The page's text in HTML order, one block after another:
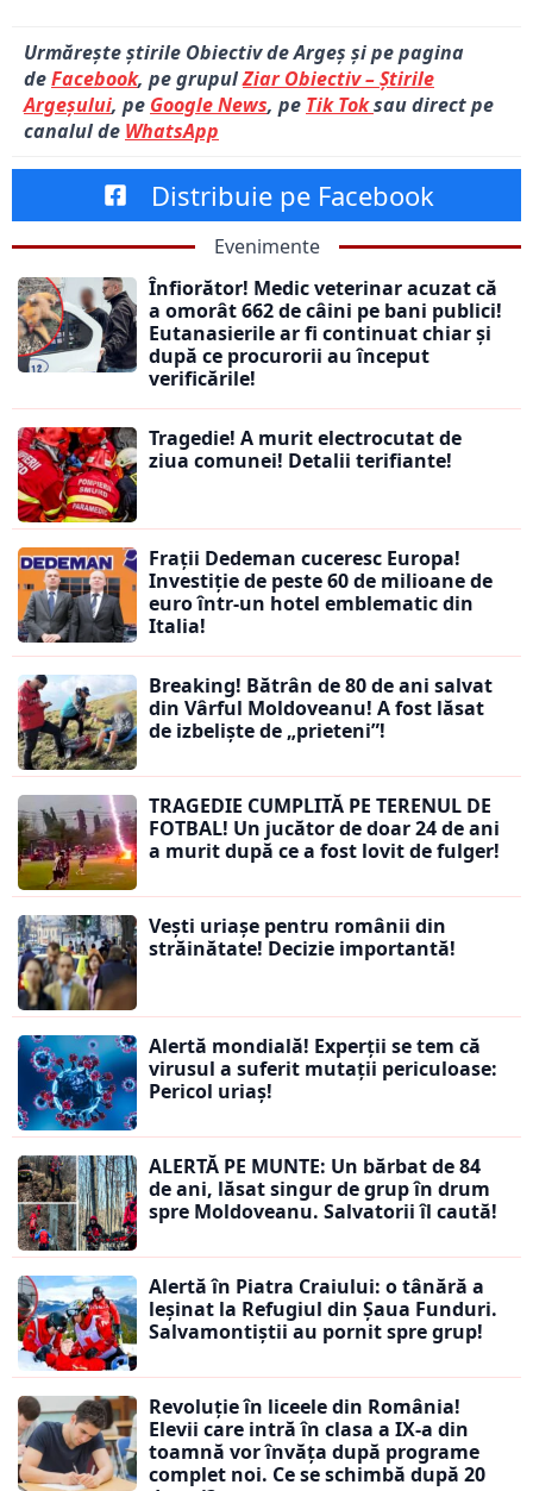
Urmărește știrile Obiectiv de Argeș și pe pagina
deFacebook, pe grupulZiar Obiectiv – Știrile
Argeșului, pe Google News, pe Tik Toksau direct pe
canalul de WhatsApp
Distribuie pe Facebook
Evenimente
Înfiorător! Medic veterinar acuzat că
a omorât 662 de câini pe bani publici!
Eutanasierile ar fi continuat chiar și
după ce procurorii au început
verificările!
Tragedie! A murit electrocutat de
ziua comunei! Detalii terifiante!
Frații Dedeman cuceresc Europa!
Investiție de peste 60 de milioane de
euro într-un hotel emblematic din
Italia!
Breaking! Bătrân de 80 de ani salvat
din Vârful Moldoveanu! A fost lăsat
de izbeliște de „prieteni”!
TRAGEDIE CUMPLITĂ PE TERENUL DE
FOTBAL! Un jucător de doar 24 de ani
a murit după ce a fost lovit de fulger!
Vești uriașe pentru românii din
străinătate! Decizie importantă!
Alertă mondială! Experții se tem că
virusul a suferit mutații periculoase:
Pericol uriaș!
ALERTĂ PE MUNTE: Un bărbat de 84
de ani, lăsat singur de grup în drum
spre Moldoveanu. Salvatorii îl caută!
Alertă în Piatra Craiului: o tânără a
leșinat la Refugiul din Șaua Funduri.
Salvamontiștii au pornit spre grup!
Revoluție în liceele din România!
Elevii care intră în clasa a IX-a din
toamnă vor învăța după programe
complet noi. Ce se schimbă după 20